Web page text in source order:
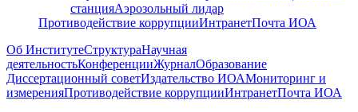
станцияАэрозольный лидар
Противодействие коррупцииИнтранетПочта ИОА
Об ИнститутеСтруктураНаучная
деятельностьКонференцииЖурналОбразование
Диссертационный советИздательство ИОАМониторинг и
измеренияПротиводействие коррупцииИнтранетПочта ИОА